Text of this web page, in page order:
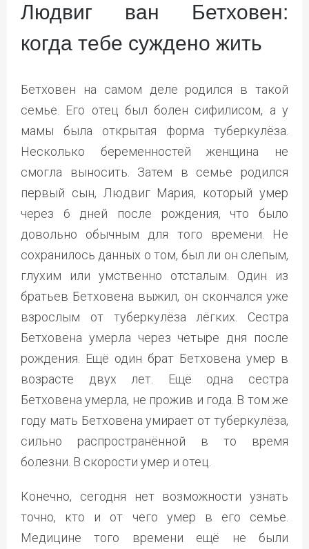
Людвиг ван Бетховен:
когда тебе суждено жить
Бетховен на самом деле родился в такой
семье. Его отец был болен сифилисом, а у
мамы была открытая форма туберкулёза.
Несколько беременностей женщина не
смогла выносить. Затем в семье родился
первый сын, Людвиг Мария, который умер
через 6 дней после рождения, что было
довольно обычным для того времени. Не
сохранилось данных о том, был ли он слепым,
глухим или умственно отсталым. Один из
братьев Бетховена выжил, он скончался уже
взрослым от туберкулёза лёгких. Сестра
Бетховена умерла через четыре дня после
рождения. Ещё один брат Бетховена умер в
возрасте двух лет. Ещё одна сестра
Бетховена умерла, не прожив и года. В том же
году мать Бетховена умирает от туберкулёза,
сильно распространённой в то время
болезни. В скорости умер и отец.
Конечно, сегодня нет возможности узнать
точно, кто и от чего умер в его семье.
Медицине того времени ещё не были